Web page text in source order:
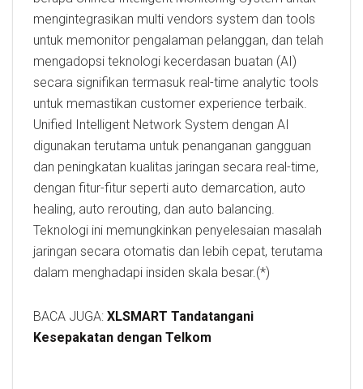
mengintegrasikan multi vendors system dan tools
untuk memonitor pengalaman pelanggan, dan telah
mengadopsi teknologi kecerdasan buatan (AI)
secara signifikan termasuk real-time analytic tools
untuk memastikan customer experience terbaik.
Unified Intelligent Network System dengan AI
digunakan terutama untuk penanganan gangguan
dan peningkatan kualitas jaringan secara real-time,
dengan fitur-fitur seperti auto demarcation, auto
healing, auto rerouting, dan auto balancing.
Teknologi ini memungkinkan penyelesaian masalah
jaringan secara otomatis dan lebih cepat, terutama
dalam menghadapi insiden skala besar.(*)
BACA JUGA: XLSMART Tandatangani
Kesepakatan dengan Telkom